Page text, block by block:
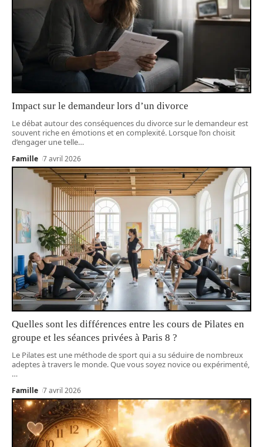
Impact sur le demandeur lors d’un divorce
Le débat autour des conséquences du divorce sur le demandeur est
souvent riche en émotions et en complexité. Lorsque l’on choisit
d’engager une telle…
Famille 7 avril 2026
Quelles sont les différences entre les cours de Pilates en
groupe et les séances privées à Paris 8 ?
Le Pilates est une méthode de sport qui a su séduire de nombreux
adeptes à travers le monde. Que vous soyez novice ou expérimenté,
…
Famille 7 avril 2026